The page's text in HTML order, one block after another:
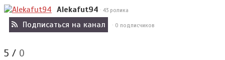
Alekafut94 · 43 ролика
Подписаться на канал · 0 подписчиков
5 / 0